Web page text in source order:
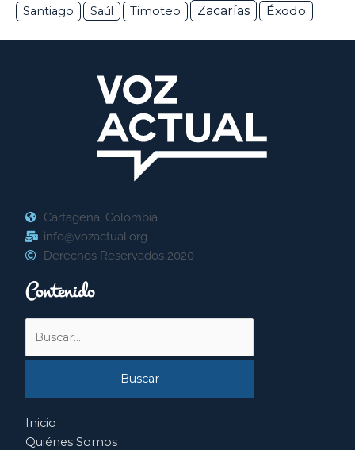
Santiago
Saúl Timoteo Zacarías Éxodo
Cartagena, Colombia
info@vozactual.org
Derechos Reservados 2020
Contenido
por:
Inicio
Quiénes Somos